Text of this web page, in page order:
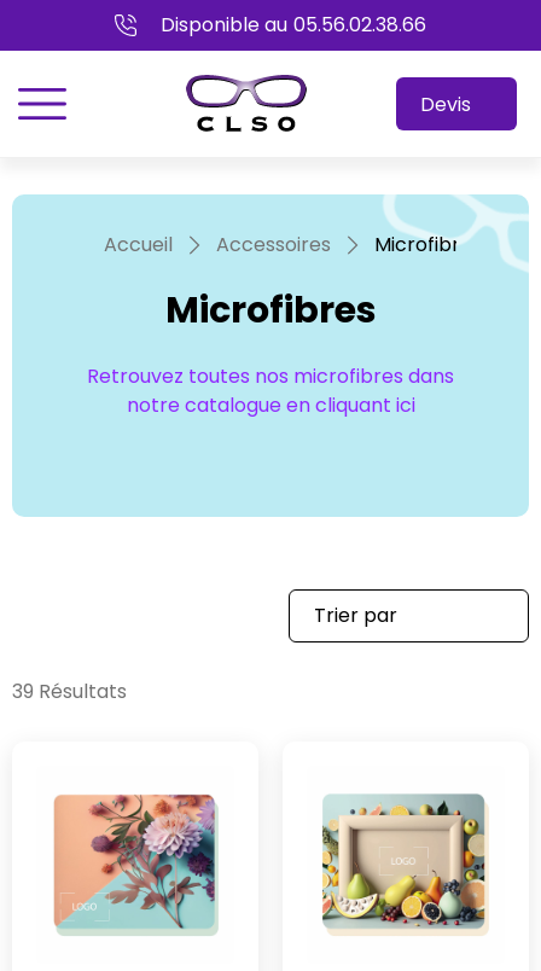
Disponible au 05.56.02.38.66
menu Devis
Accueil Accessoires Microfibres
Microfibres
Retrouvez toutes nos microfibres dans
notre catalogue en cliquant ici
39 Résultats